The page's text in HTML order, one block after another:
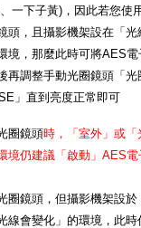
一下子黃)，因此若您使
頭 ，且攝影機架設在「光
境，那麼此時可將AES電
再調整手動光圈鏡頭 「
」直到亮度正常即可
圈鏡頭時，「室外」或「
境仍建議「啟動」 AES電
圈鏡頭 ，但攝影機架設於
線會變化」的環境，此時